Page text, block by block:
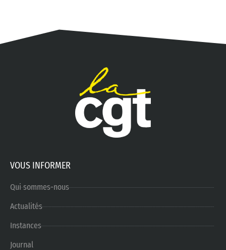
VOUS INFORMER
Qui sommes-nous
Actualités
Instances
Journal